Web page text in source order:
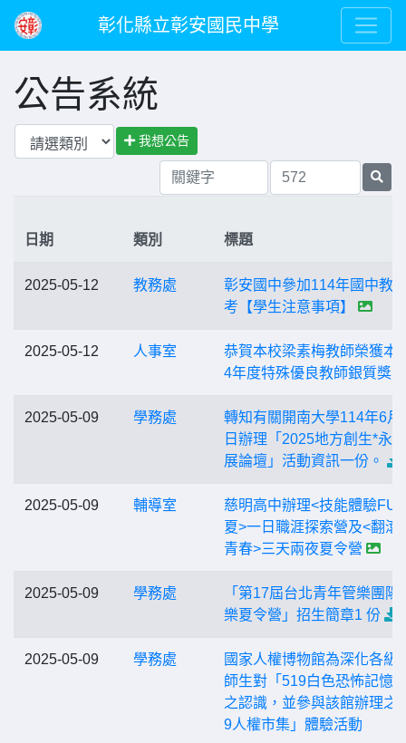
彰化縣立彰安國民中學
公告系統
我想公告
日期 類別 標題
2025-05-12 教務處
彰安國中參加114年國中教
考【學生注意事項】
2025-05-12 人事室
恭賀本校梁素梅教師榮獲本
4年度特殊優良教師銀質獎
2025-05-09 學務處
轉知有關開南大學114年6月
日辦理「2025地方創生*永
展論壇」活動資訊一份。
2025-05-09 輔導室
慈明高中辦理<技能體驗
夏>一日職涯探索營及<翻滾
青春>三天兩夜夏令營
2025-05-09 學務處
「第17屆台北青年管樂團陽
樂夏令營」招生簡章1 份
2025-05-09 學務處
國家人權博物館為深化各級
師生對「519白色恐怖記憶
之認識，並參與該館辦理之
9人權市集」體驗活動